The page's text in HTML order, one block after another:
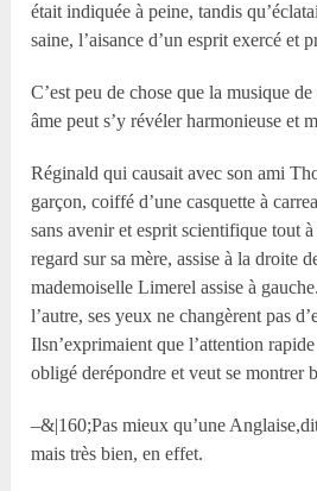
était indiquée à peine, tandis
saine, l’aisance d’un esprit exercé et
C’est peu de chose que la musique
âme peut s’y révéler harmonieuse et
Réginald qui causait avec son ami
garçon, coiffé d’une casquette à
sans avenir et esprit scientifique tout
regard sur sa mère, assise à la droite
mademoiselle Limerel assise à
l’autre, ses yeux ne changèrent pas
Ilsn’exprimaient que l’attention
obligé derépondre et veut se montrer
–&|160;Pas mieux qu’une
mais très bien, en effet.